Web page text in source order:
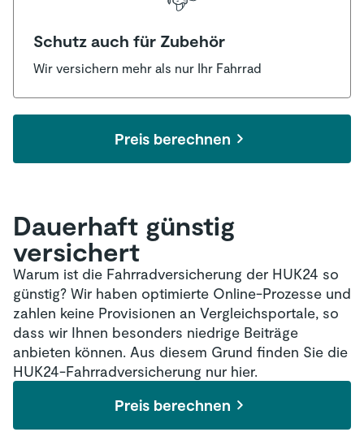
Schutz auch für Zubehör
Wir versichern mehr als nur Ihr Fahrrad
Preis berechnen
Dauerhaft günstig
versichert
Warum ist die Fahrradversicherung der HUK24 so
günstig? Wir haben optimierte Online-Prozesse und
zahlen keine Provisionen an Vergleichsportale, so
dass wir Ihnen besonders niedrige Beiträge
anbieten können. Aus diesem Grund finden Sie die
HUK24-Fahrradversicherung nur hier.
Preis berechnen